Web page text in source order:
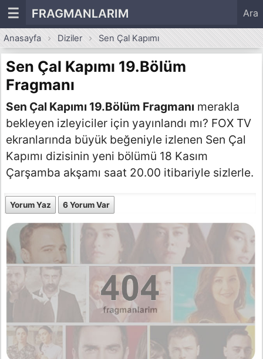
☰ FRAGMANLARIM Ara
Anasayfa Diziler Sen Çal Kapımı
Sen Çal Kapımı 19.Bölüm
Fragmanı
Sen Çal Kapımı 19.Bölüm Fragmanı merakla
bekleyen izleyiciler için yayınlandı mı? FOX TV
ekranlarında büyük beğeniyle izlenen Sen Çal
Kapımı dizisinin yeni bölümü 18 Kasım
Çarşamba akşamı saat 20.00 itibariyle sizlerle.
Yorum Yaz 6 Yorum Var